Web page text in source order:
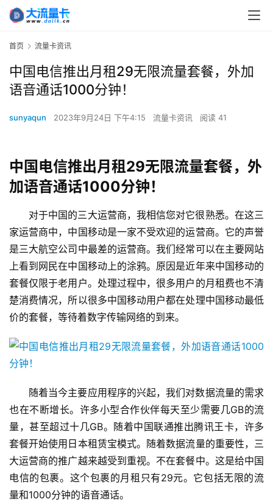
首页 流量卡资讯
中国电信推出月租29无限流量套餐，外加
语音通话1000分钟！
sunyaqun 2023年9月24日 下午4:15 流量卡资讯 阅读 41
中国电信推出月租29无限流量套餐，外
加语音通话1000分钟！
对于中国的三大运营商，我相信您对它很熟悉。在这三
家运营商中，中国移动是一家不受欢迎的运营商。它的声誉
是三大航空公司中最差的运营商。我们经常可以在主要网站
上看到网民在中国移动上的涂鸦。原因是近年来中国移动的
套餐仅限于老用户。处理过程中，很多用户的月租费也不清
楚消费情况，所以很多中国移动用户都在处理中国移动最低
价的套餐，等待着数字传输网络的到来。
随着当今主要应用程序的兴起，我们对数据流量的需求
也在不断增长。许多小型合作伙伴每天至少需要几GB的流
量，甚至超过十几GB。随着中国联通推出腾讯王卡，许多
套餐开始使用日本租赁宝模式。随着数据流量的重要性，三
大运营商的推广越来越受到重视。不在套餐中。这是给中国
电信的包裹。这个包裹的月租只有29元。它包括无限的流
量和1000分钟的语音通话。